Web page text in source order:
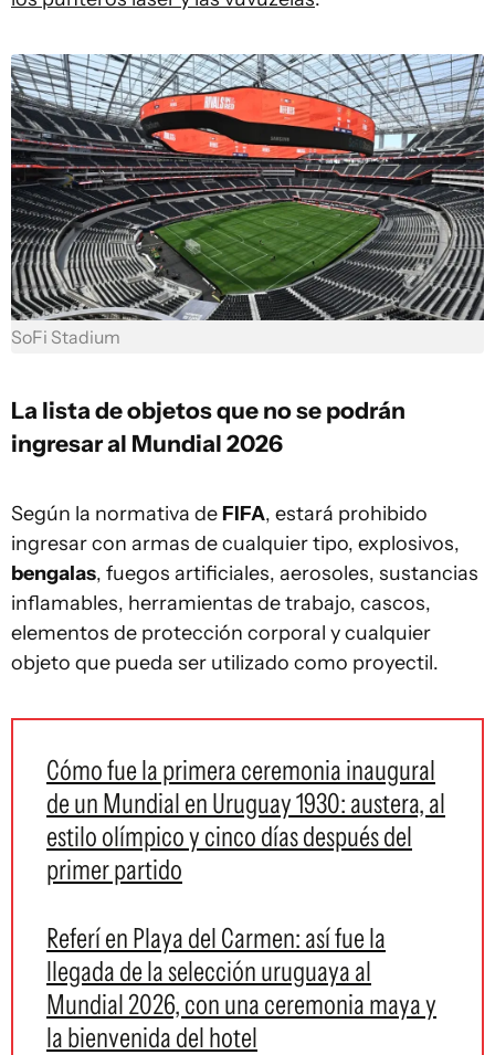
SoFi Stadium
La lista de objetos que no se podrán
ingresar al Mundial 2026
Según la normativa de FIFA, estará prohibido
ingresar con armas de cualquier tipo, explosivos,
bengalas, fuegos artificiales, aerosoles, sustancias
inflamables, herramientas de trabajo, cascos,
elementos de protección corporal y cualquier
objeto que pueda ser utilizado como proyectil.
Cómo fue la primera ceremonia inaugural
de un Mundial en Uruguay 1930: austera, al
estilo olímpico y cinco días después del
primer partido
Referí en Playa del Carmen: así fue la
llegada de la selección uruguaya al
Mundial 2026, con una ceremonia maya y
la bienvenida del hotel